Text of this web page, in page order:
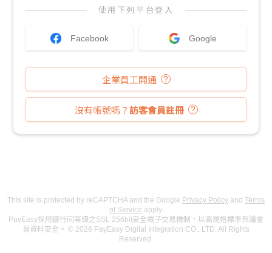
使用下列平台登入
Facebook Google
企業員工開通
沒有帳號嗎？ 訪客會員註冊
This site is protected by reCAPTCHA and the Google Privacy Policy and Terms
of Service apply.
PayEasy採用銀行同等級之SSL 256bit安全電子交易機制，以高規格標準保護會
員資料安全。 © 2026 PayEasy Digital Integration CO., LTD. All Rights
Reserved.